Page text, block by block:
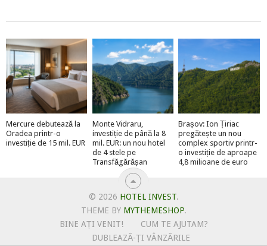
Mercure debutează la
Oradea printr-o
investiție de 15 mil. EUR
Monte Vidraru,
investiție de până la 8
mil. EUR: un nou hotel
de 4 stele pe
Transfăgărășan
Brașov: Ion Țiriac
pregătește un nou
complex sportiv printr-
o investiție de aproape
4,8 milioane de euro
© 2026 HOTEL INVEST.
THEME BY MYTHEMESHOP.
BINE AȚI VENIT!
CUM TE AJUTAM?
DUBLEAZĂ-ȚI VÂNZĂRILE